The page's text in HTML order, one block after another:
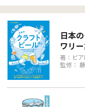
日本
ワリ
著：ビ
監修：